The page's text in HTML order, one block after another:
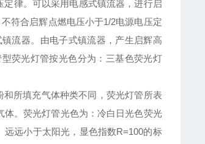
律。可以采用电感式镇流器，进行启
符合启辉点燃电压小于1/2电源电压定
流器。由电子式镇流器，产生启辉高
荧光灯管按光色分为：三基色荧光灯
所填充气体种类不同，荧光灯管所表
。荧光灯管光色为：冷白日光色荧光
远小于太阳光，显色指数R=100的标